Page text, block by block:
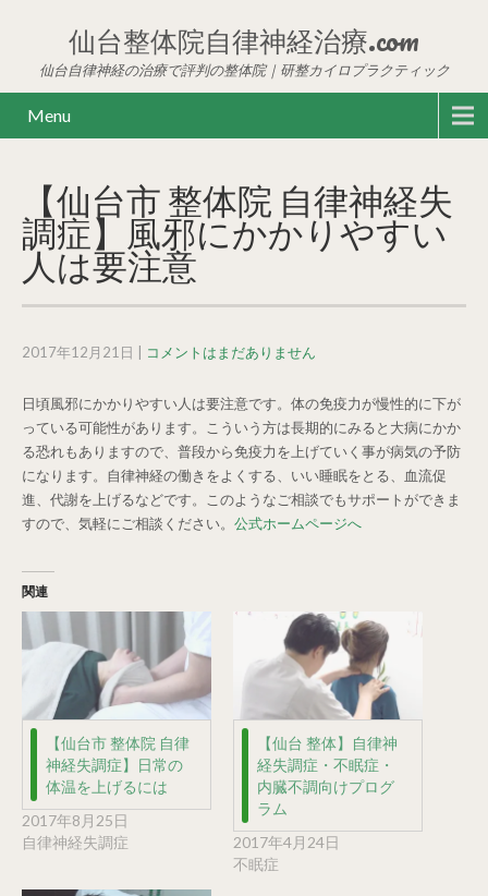
仙台整体院自律神経治療.com
仙台自律神経の治療で評判の整体院｜研整カイロプラクティック
Menu
【仙台市 整体院 自律神経失
調症】風邪にかかりやすい
人は要注意
2017年12月21日 コメントはまだありません
日頃風邪にかかりやすい人は要注意です。体の免疫力が慢性的に下が
っている可能性があります。こういう方は長期的にみると大病にかか
る恐れもありますので、普段から免疫力を上げていく事が病気の予防
になります。自律神経の働きをよくする、いい睡眠をとる、血流促
進、代謝を上げるなどです。このようなご相談でもサポートができま
すので、気軽にご相談ください。 公式ホームページへ
関連
【仙台市 整体院 自律
神経失調症】日常の
体温を上げるには
2017年8月25日
自律神経失調症
【仙台 整体】自律神
経失調症・不眠症・
内臓不調向けプログ
ラム
2017年4月24日
不眠症